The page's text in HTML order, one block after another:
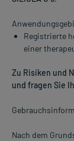
Registrierte
einer
Zu Risiken und
und fragen Sie
Nach dem